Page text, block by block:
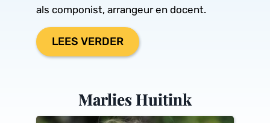
als componist, arrangeur en docent.
LEES VERDER
Marlies Huitink